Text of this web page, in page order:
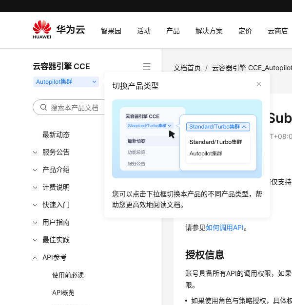
智果园 活动 产品 解决方案 定价 云商店
云容器引擎 CCE
切换产品类型
您可以点击下拉框切换本产品的不同产品类型，帮
助您更高效地阅读文档。
最新动态
服务公告
产品介绍
计费说明
快速入门
用户指南
最佳实践
API参考
使用前必读
API概览
文档首页 / 云容器引擎
订购套餐包 -
2025-11-20
订购套餐包，该API接口当前仅支
请参见如何调用API。
授权信息
账号具备所有API的调用权限，如
限。
如果使用角色与策略授权，具体